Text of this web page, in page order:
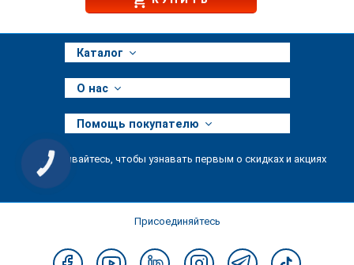
Каталог
О нас
Помощь покупателю
Подписывайтесь, чтобы узнавать первым о скидках и акциях
Присоединяйтесь
КНОПКА
ЗВ'ЯЗКУ